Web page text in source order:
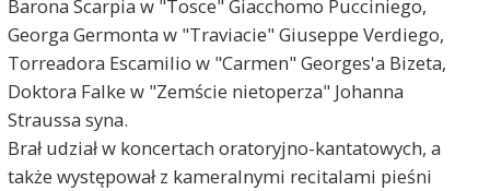
Barona Scarpia w "Tosce" Giacchomo Pucciniego,
Georga Germonta w "Traviacie" Giuseppe Verdiego,
Torreadora Escamilio w "Carmen" Georges'a Bizeta,
Doktora Falke w "Zemście nietoperza" Johanna
Straussa syna.
Brał udział w koncertach oratoryjno-kantatowych, a
także występował z kameralnymi recitalami pieśni